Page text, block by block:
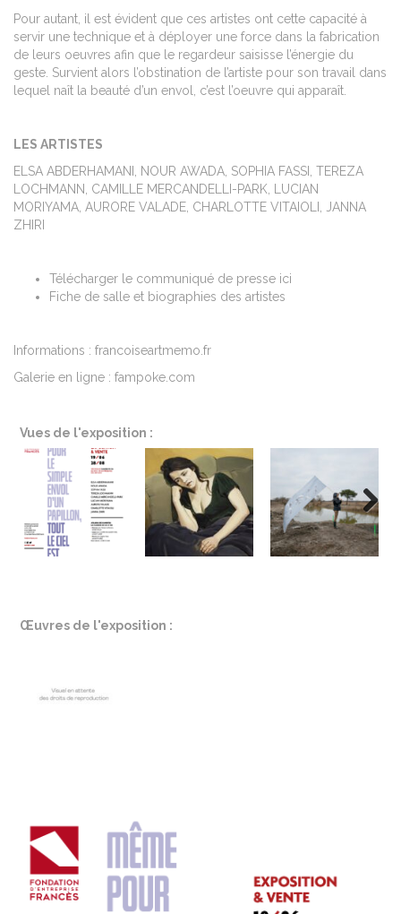
Pour autant, il est évident que ces artistes ont cette capacité à
servir une technique et à déployer une force dans la fabrication
de leurs oeuvres afin que le regardeur saisisse l’énergie du
geste. Survient alors l’obstination de l’artiste pour son travail dans
lequel naît la beauté d’un envol, c’est l’oeuvre qui apparaît.
LES ARTISTES
ELSA ABDERHAMANI, NOUR AWADA, SOPHIA FASSI, TEREZA
LOCHMANN, CAMILLE MERCANDELLI-PARK, LUCIAN
MORIYAMA, AURORE VALADE, CHARLOTTE VITAIOLI, JANNA
ZHIRI
Télécharger le communiqué de presse ici
Fiche de salle et biographies des artistes
Informations : francoiseartmemo.fr
Galerie en ligne : fampoke.com
Vues de l'exposition :
Next
Œuvres de l'exposition :